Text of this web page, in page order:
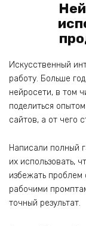
Искусственный
работу. Больше
нейросети, в том
поделиться
сайтов, а от чего
Написали полный
их использовать,
избежать
рабочими
точный результат.